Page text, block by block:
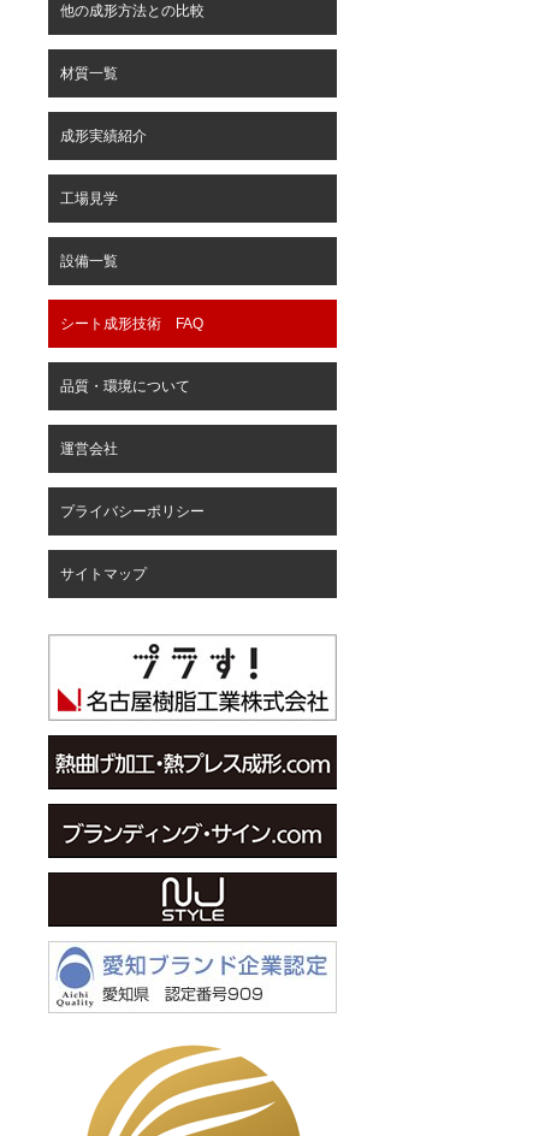
他の成形方法との比較
材質一覧
成形実績紹介
工場見学
設備一覧
シート成形技術 FAQ
品質・環境について
運営会社
プライバシーポリシー
サイトマップ